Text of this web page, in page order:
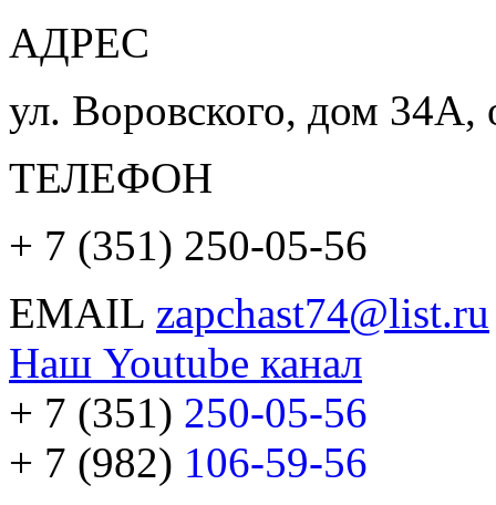
АДРЕС
ул. Воровского, дом 34А,
ТЕЛЕФОН
+ 7 (351) 250-05-56
EMAIL zapchast74@list.ru
Наш Youtube канал
+ 7 (351) 250-05-56
+ 7 (982) 106-59-56